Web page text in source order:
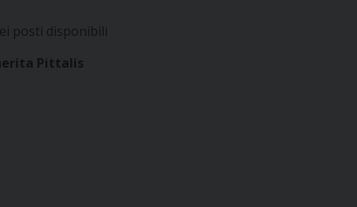
posti disponibili
Pittalis